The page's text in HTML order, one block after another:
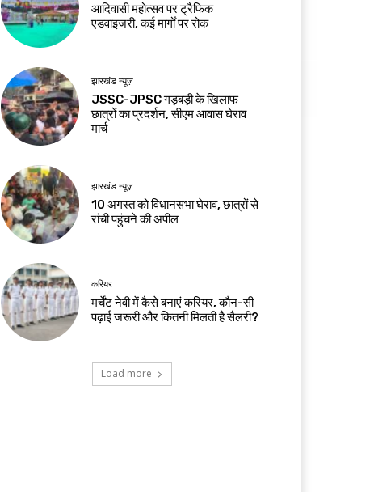
आदिवासी महोत्सव पर ट्रैफिक
एडवाइजरी, कई मार्गों पर रोक
झारखंड न्यूज़
JSSC-JPSC गड़बड़ी के खिलाफ
छात्रों का प्रदर्शन, सीएम आवास घेराव
मार्च
झारखंड न्यूज़
10 अगस्त को विधानसभा घेराव, छात्रों से
रांची पहुंचने की अपील
करियर
मर्चेंट नेवी में कैसे बनाएं करियर, कौन-सी
पढ़ाई जरूरी और कितनी मिलती है सैलरी?
Load more